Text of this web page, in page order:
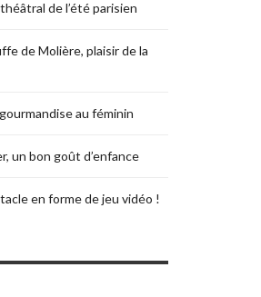
de l’été parisien
de Molière, plaisir de la
au féminin
un bon goût d’enfance
en forme de jeu vidéo !